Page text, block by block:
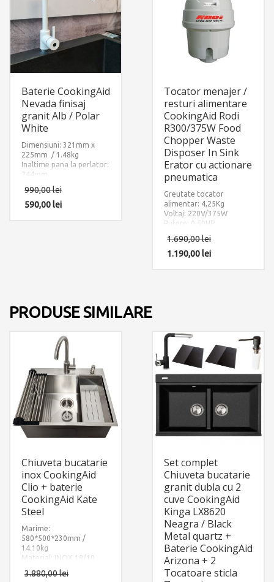
Baterie CookingAid
Nevada finisaj
granit Alb / Polar
White
Dimensiuni: 321mm x
225mm / 1.48kg
Inaltime pana la perlator:
244mm.
Finisaj: Ultra Granit ALB
POLAR – POLAR WHITE
Accesorii instalare
990,00lei
590,00lei
Tocator menajer /
resturi alimentare
CookingAid Rodi
R300/375W Food
Chopper Waste
Disposer In Sink
Erator cu actionare
pneumatica
Greutate tocator
alimentar: 4,25Kg
Voltaj: 220V/375W
Putere: 0.50HP
Sistem de tocare din otel
inoxidabil
1.690,00lei
1.190,00lei
PRODUSE SIMILARE
Chiuveta bucatarie
inox CookingAid
Clio + baterie
CookingAid Kate
Steel
Marime:
580*500*230mm /
14.10kg
Material: INOX 18/10
Componente: Baterie
3.880,00lei
Set complet
Chiuveta bucatarie
granit dubla cu 2
cuve CookingAid
Kinga LX8620
Neagra / Black
Metal quartz +
Baterie CookingAid
Arizona + 2
Tocatoare sticla